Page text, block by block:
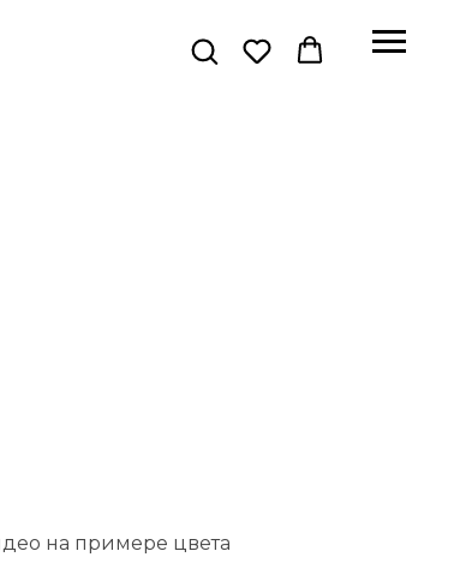
на примере цвета